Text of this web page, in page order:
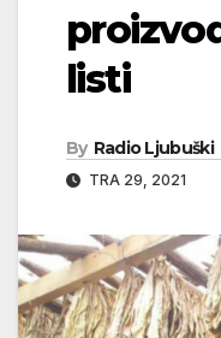
listi
By Radio Ljubuški
TRA 29, 2021